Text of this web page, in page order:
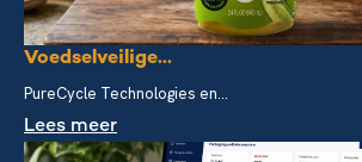
Voedselveilige...
PureCycle Technologies en...
Lees meer